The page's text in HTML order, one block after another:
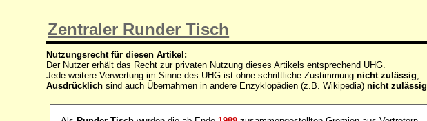
Zentraler Runder Tisch
Nutzungsrecht für diesen Artikel:
Der Nutzer erhält das Recht zurprivaten Nutzung dieses Artikels entsprechend UHG.
Jede weitere Verwertung im Sinne des UHG ist ohne schriftliche Zustimmungnicht zulässig
Ausdrücklich sind auch Übernahmen in andere Enzyklopädien (z.B. Wikipedia)nicht zulässig